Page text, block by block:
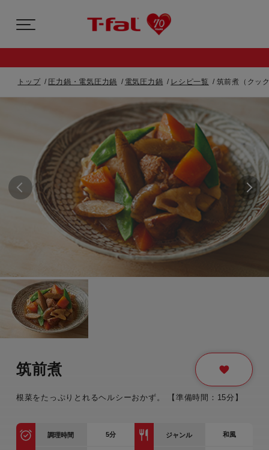
トップ 圧力鍋・電気圧力鍋 電気圧力鍋 レシピ一覧 筑前煮（クッ
筑前煮
根菜をたっぷりとれるヘルシーおかず。 【準備時間：15分】
調理時間 5分 ジャンル 和風